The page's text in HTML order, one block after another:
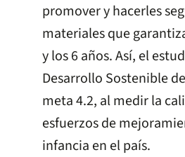
promover y hacerles
materiales que
y los 6 años. Así, el
Desarrollo Sostenible
meta 4.2, al medir la
esfuerzos de
infancia en el país.